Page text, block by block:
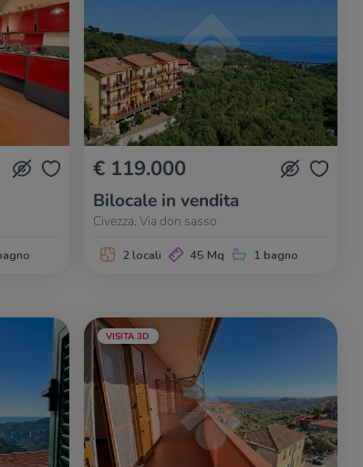
€ 119.000
Bilocale in vendita
Civezza, Via don sasso
2 locali 45 Mq 1 bagno
VISITA 3D